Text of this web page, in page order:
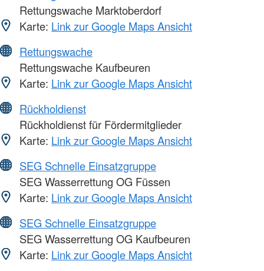
Rettungswache Marktoberdorf
Karte: Link zur Google Maps Ansicht
Rettungswache
Rettungswache Kaufbeuren
Karte: Link zur Google Maps Ansicht
Rückholdienst
Rückholdienst für Fördermitglieder
Karte: Link zur Google Maps Ansicht
SEG Schnelle Einsatzgruppe
SEG Wasserrettung OG Füssen
Karte: Link zur Google Maps Ansicht
SEG Schnelle Einsatzgruppe
SEG Wasserrettung OG Kaufbeuren
Karte: Link zur Google Maps Ansicht